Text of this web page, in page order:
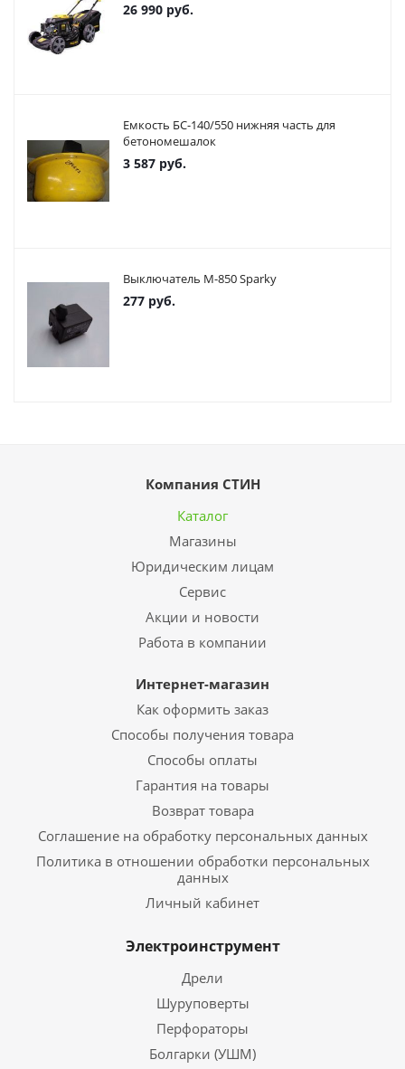
26 990 руб.
Емкость БС-140/550 нижняя часть для
бетономешалок
3 587 руб.
Выключатель М-850 Sparky
277 руб.
Компания СТИН
Каталог
Магазины
Юридическим лицам
Сервис
Акции и новости
Работа в компании
Интернет-магазин
Как оформить заказ
Способы получения товара
Способы оплаты
Гарантия на товары
Возврат товара
Соглашение на обработку персональных данных
Политика в отношении обработки персональных
данных
Личный кабинет
Электроинструмент
Дрели
Шуруповерты
Перфораторы
Болгарки (УШМ)